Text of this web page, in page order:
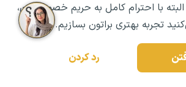
با احترام کامل به حریم خصوصیتون،
تجربه بهتری براتون بسازیم.
رد کردن
در خارج